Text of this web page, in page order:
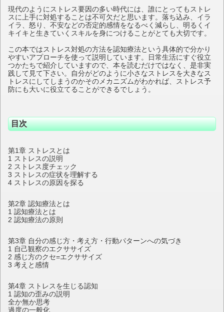
現代のようにストレス要因の多い時代には、誰にとってもストレ
スに上手に対処することは不可欠だと思います。落ち込み、イラ
イラ、怒り、不安などの否定的感情をなるべく減らし、明るくイ
キイキと生きていくスキルを身につけることがとても大切です。
この本ではストレス対処の方法を認知療法という具体的で分かり
やすいアプローチを使って説明しています。日常生活にすぐ役立
つかたちで紹介していますので、本を読むだけではなく、是非実
践して見て下さい。自分がどのように小さなストレスを大きなス
トレスにしてしまうのかそのメカニズムがわかれば、ストレス予
防にも大いに役立てることができるでしょう。
目次
第1章 ストレスとは
1 ストレスの説明
2 ストレス度チェック
3 ストレスの症状を理解する
4 ストレスの原因を探る
第2章 認知療法とは
1 認知療法とは
2 認知療法の原則
第3章 自分の感じ方・考え方・行動パターンへの気づき
1 自己観察のエクササイズ
2 感じ方のクセ=エクササイズ
3 考えと感情
第4章 ストレスを生じる認知
1 認知の歪みの説明
全か無か思考
過度の一般化